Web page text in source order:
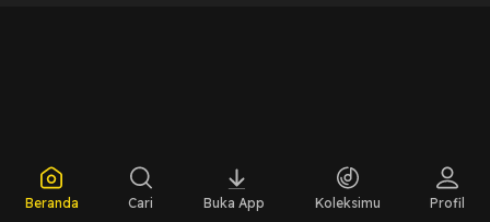
Beranda Cari Buka App Koleksimu Profil